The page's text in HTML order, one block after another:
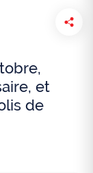
et
de